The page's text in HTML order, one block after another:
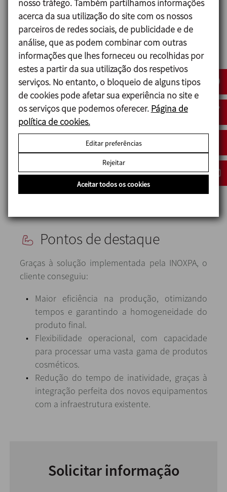
arrefecimento a água, otimizando os
tempos de produção.
Realização da pré-mistura para a
produção final no reator MCR 2000L.
ReatorMCR2000L:
Sistema de agitação de contra-rotação,
garantindo misturas homogéneas.
Camisa de aquecimento dupla
multietapa, permitindo um controlo
preciso da temperatura.
Automatização com PLC e ecrã HMI,
para monitorização e controlo de
processos.
Pontos de destaque
Graças à solução implementada pela INOXPA, o
cliente conseguiu:
Maior eficiência na produção, otimizando
tempos e garantindo a homogeneidade do
produto final.
Flexibilidade operacional, com capacidade
para processar uma vasta gama de produtos
cosméticos.
Redução do tempo de inatividade, graças à
integração perfeita dos novos equipamentos
com a infraestrutura existente.
Solicitar informação
nosso tráfego. Também partilhamos informações
acerca da sua utilização do site com os nossos
parceiros de redes sociais, de publicidade e de
análise, que as podem combinar com outras
informações que lhes forneceu ou recolhidas por
estes a partir da sua utilização dos respetivos
serviços. No entanto, o bloqueio de alguns tipos
de cookies pode afetar sua experiência no site e
os serviços que podemos oferecer. Página de
política de cookies.
Editar preferências
Rejeitar
Aceitar todos os cookies